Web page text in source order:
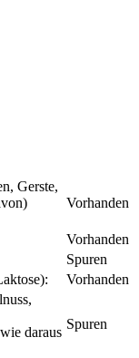
Gerste,
Vorhanden
Vorhanden
Spuren
Vorhanden
daraus
Spuren